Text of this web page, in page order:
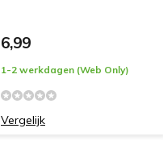
6,99
1-2 werkdagen (Web Only)
Vergelijk